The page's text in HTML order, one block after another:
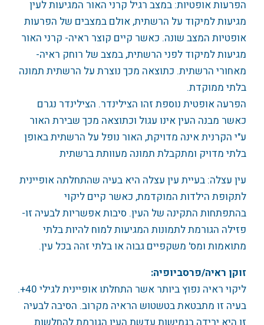
הפרעות אופטיות: במצב רגיל קרני האור המגיעות לעין
מגיעות למיקוד על הרשתית, אולם במצבים של הפרעות
אופטיות המצב שונה. כאשר קיים קוצר ראיה- קרני האור
מגיעות למיקוד לפני הרשתית, במצב של רוחק ראיה-
מאחורי הרשתית. כתוצאה מכך נוצרת על הרשתית תמונה
בלתי ממוקדת.
הפרעה אופטית נוספת זהו הצילינדר. הצילינדר נגרם
כאשר מבנה העין אינו עגול וכתוצאה מכך שבירת האור
ע"י הקרנית אינה מדויקת, האור נופל על הרשתית באופן
בלתי מדויק ומתקבלת תמונה מעוותת ברשתית
עין עצלה: בעיית עין עצלה היא בעיה שהתחלתה אופיינית
לתקופת הילדות המוקדמת, כאשר קיים ליקוי
בהתפתחות התקינה של העין. סיבות אפשריות לבעיה זו-
פזילה הגורמת לתמונות המגיעות למוח להיות בלתי
מתואמות ומס' משקפיים גבוה או בלתי זהה בכל עין.
זוקן ראיה/פרסביופיה:
ליקוי ראיה נפוץ ביותר אשר התחלתו אופיינית לגילי 40+.
בעיה זו מתבטאת בטשטוש הראיה מקרוב. הסיבה לבעיה